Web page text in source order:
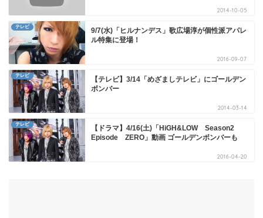
2014-10-05
テレビ
9/7(水)「ヒルナンデス」歌広場淳が個性派アパレ
ル特集に登場！
2016-09-07
テレビ
【テレビ】3/14「めざましテレビ」にゴールデン
ボンバー
2014-03-14
テレビ
【ドラマ】4/16(土)「HiGH&LOW Season2
Episode ZERO」動画 ゴールデンボンバーも
2016-04-20